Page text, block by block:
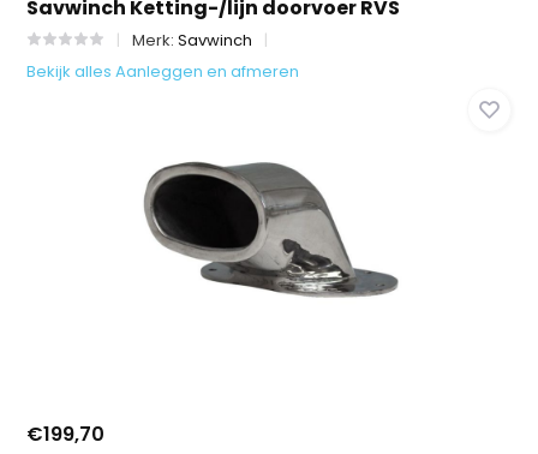
Savwinch Ketting-/lijn doorvoer RVS
Merk:Savwinch
Bekijk alles Aanleggen en afmeren
€199,70